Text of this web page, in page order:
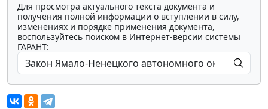
Для просмотра актуального текста документа и
получения полной информации о вступлении в силу,
изменениях и порядке применения документа,
воспользуйтесь поиском в Интернет-версии системы
ГАРАНТ: